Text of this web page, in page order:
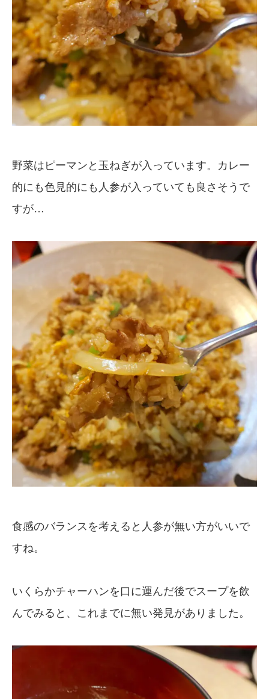
野菜はピーマンと玉ねぎが入っています。カレー
的にも色見的にも人参が入っていても良さそうで
すが…
食感のバランスを考えると人参が無い方がいいで
すね。
いくらかチャーハンを口に運んだ後でスープを飲
んでみると、これまでに無い発見がありました。